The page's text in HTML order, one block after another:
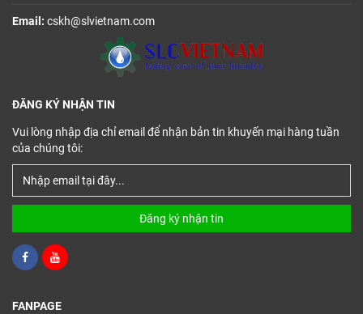
Email: cskh@slvietnam.com
ĐĂNG KÝ NHẬN TIN
Vui lòng nhập địa chỉ email để nhận bản tin khuyến mại hàng tuần
của chúng tôi:
Đăng ký nhận tin
FANPAGE